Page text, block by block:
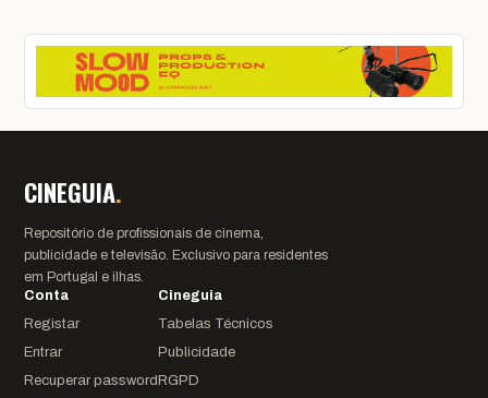
CINEGUIA.
Repositório de profissionais de cinema,
publicidade e televisão. Exclusivo para residentes
em Portugal e ilhas.
Conta
Registar
Entrar
Recuperar password
Cineguia
Tabelas Técnicos
Publicidade
RGPD